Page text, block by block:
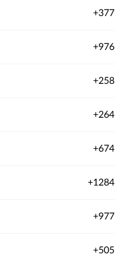
+377
+976
+258
+264
+674
+1284
+977
+505